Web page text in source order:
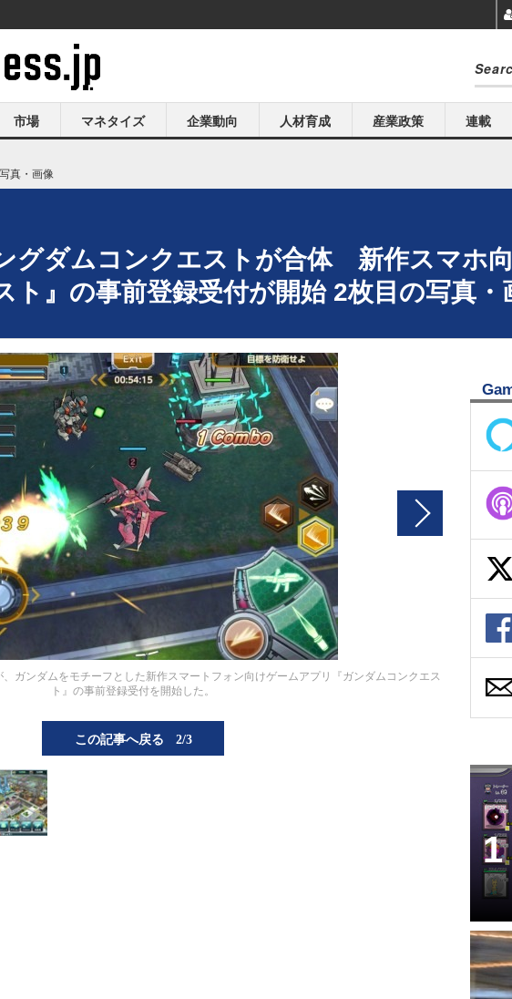
市場 マネタイズ 企業動向 人材育成 産業政策 連載
写真・画像
グダムコンクエストが合体 新作スマホ
ト』の事前登録受付が開始 2枚目の写真・
ガンダムをモチーフとした新作スマートフォン向けゲームアプリ『ガンダムコンクエス
ト』の事前登録受付を開始した。
この記事へ戻る 2/3